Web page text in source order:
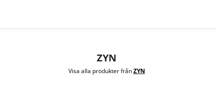
ZYN
Visa alla produkter frånZYN